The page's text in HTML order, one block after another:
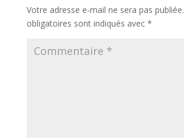
Votre adresse e-mail ne sera pas publiée.
obligatoires sont indiqués avec *